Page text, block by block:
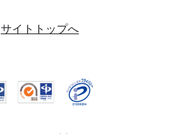
サイトトップへ